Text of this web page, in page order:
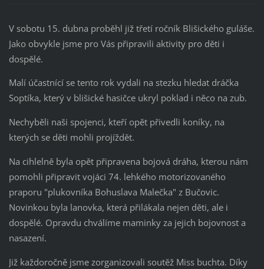
V sobotu 15. dubna proběhl již třetí ročník Blišického guláše.
Jako obvykle jsme pro Vás připravili aktivity pro děti i
dospělé.
Malí účastnící se tento rok vydali na stezku hledat dráčka
Soptíka, který v blišické hasičce ukryl poklad i něco na zub.
Nechyběli naši spojenci, kteří opět přivedli koníky, na
kterých se děti mohli projíždět.
Na cihlelně byla opět připravena bojová dráha, kterou nám
pomohli připravit vojáci 74. lehkého motorizovaného
praporu "plukovníka Bohuslava Malečka" z Bučovic.
Novinkou byla lanovka, která přilákala nejen děti, ale i
dospělé. Opravdu chválíme maminky za jejich bojovnost a
nasazení.
Již každoročně jsme zorganizovali soutěž Miss buchta. Díky